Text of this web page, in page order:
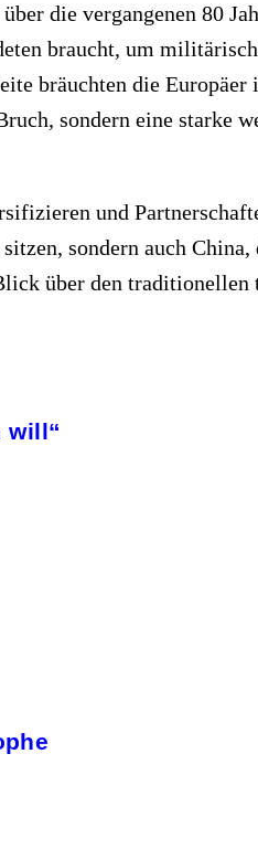
die vergangenen 80
braucht, um
bräuchten die
sondern eine starke
und
sondern auch
über den
will“